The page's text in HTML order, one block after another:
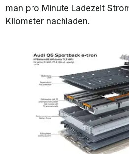
man pro Minute Ladezeit
Kilometer nachladen.